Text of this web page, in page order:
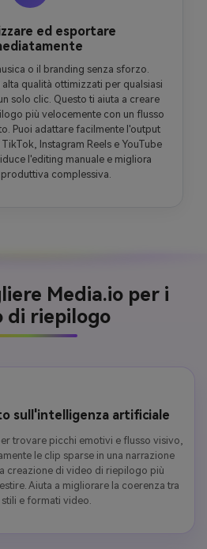
ed esportare
o il branding senza sforzo.
qualità ottimizzati per qualsiasi
solo clic. Questo ti aiuta a creare
più velocemente con un flusso
Puoi adattare facilmente l'output
Instagram Reels e YouTube
l'editing manuale e migliora
produttiva complessiva.
Media.io per i
di riepilogo
sull'intelligenza artificiale
trovare picchi emotivi e flusso visivo,
le clip sparse in una narrazione
creazione di video di riepilogo più
Aiuta a migliorare la coerenza tra
e formati video.